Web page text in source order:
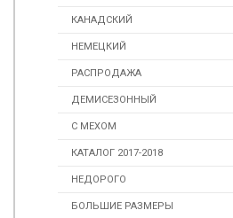
КАНАДСКИЙ
НЕМЕЦКИЙ
РАСПРОДАЖА
ДЕМИСЕЗОННЫЙ
С МЕХОМ
КАТАЛОГ 2017-2018
НЕДОРОГО
БОЛЬШИЕ РАЗМЕРЫ